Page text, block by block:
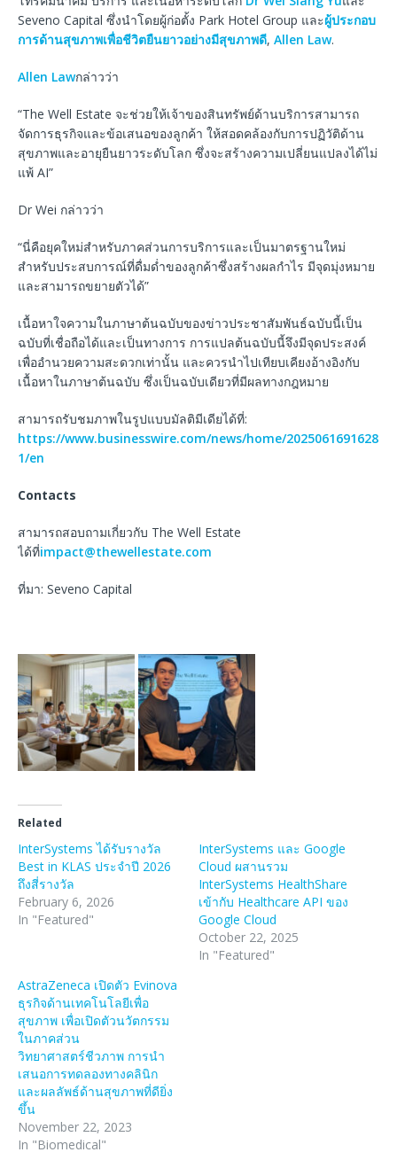
Seveno Capital ซึ่งนำโดยผู้ก่อตั้ง Park Hotel Group และผู้ประกอบ
การด้านสุขภาพเพื่อชีวิตยืนยาวอย่างมีสุขภาพดี, Allen Law.
Allen Lawกล่าวว่า
“The Well Estate จะช่วยให้เจ้าของสินทรัพย์ด้านบริการสามารถ
จัดการธุรกิจและข้อเสนอของลูกค้า ให้สอดคล้องกับการปฏิวัติด้าน
สุขภาพและอายุยืนยาวระดับโลก ซึ่งจะสร้างความเปลี่ยนแปลงได้ไม่
แพ้ AI”
Dr Wei กล่าวว่า
“นี่คือยุคใหม่สำหรับภาคส่วนการบริการและเป็นมาตรฐานใหม่
สำหรับประสบการณ์ที่ดื่มด่ำของลูกค้าซึ่งสร้างผลกำไร มีจุดมุ่งหมาย
และสามารถขยายตัวได้”
เนื้อหาใจความในภาษาต้นฉบับของข่าวประชาสัมพันธ์ฉบับนี้เป็น
ฉบับที่เชื่อถือได้และเป็นทางการ การแปลต้นฉบับนี้จึงมีจุดประสงค์
เพื่ออำนวยความสะดวกเท่านั้น และควรนำไปเทียบเคียงอ้างอิงกับ
เนื้อหาในภาษาต้นฉบับ ซึ่งเป็นฉบับเดียวที่มีผลทางกฎหมาย
สามารถรับชมภาพในรูปแบบมัลติมีเดียได้ที่:
https://www.businesswire.com/news/home/2025061691628
1/en
Contacts
สามารถสอบถามเกี่ยวกับ The Well Estate
ได้ที่impact@thewellestate.com
ที่มา: Seveno Capital
Related
InterSystems ได้รับรางวัล
Best in KLAS ประจำปี 2026
ถึงสี่รางวัล
February 6, 2026
In "Featured"
InterSystems และ Google
Cloud ผสานรวม
InterSystems HealthShare
เข้ากับ Healthcare API ของ
Google Cloud
October 22, 2025
In "Featured"
AstraZeneca เปิดตัว Evinova
ธุรกิจด้านเทคโนโลยีเพื่อ
สุขภาพ เพื่อเปิดตัวนวัตกรรม
ในภาคส่วน
วิทยาศาสตร์ชีวภาพ การนำ
เสนอการทดลองทางคลินิก
และผลลัพธ์ด้านสุขภาพที่ดียิ่ง
ขึ้น
November 22, 2023
In "Biomedical"